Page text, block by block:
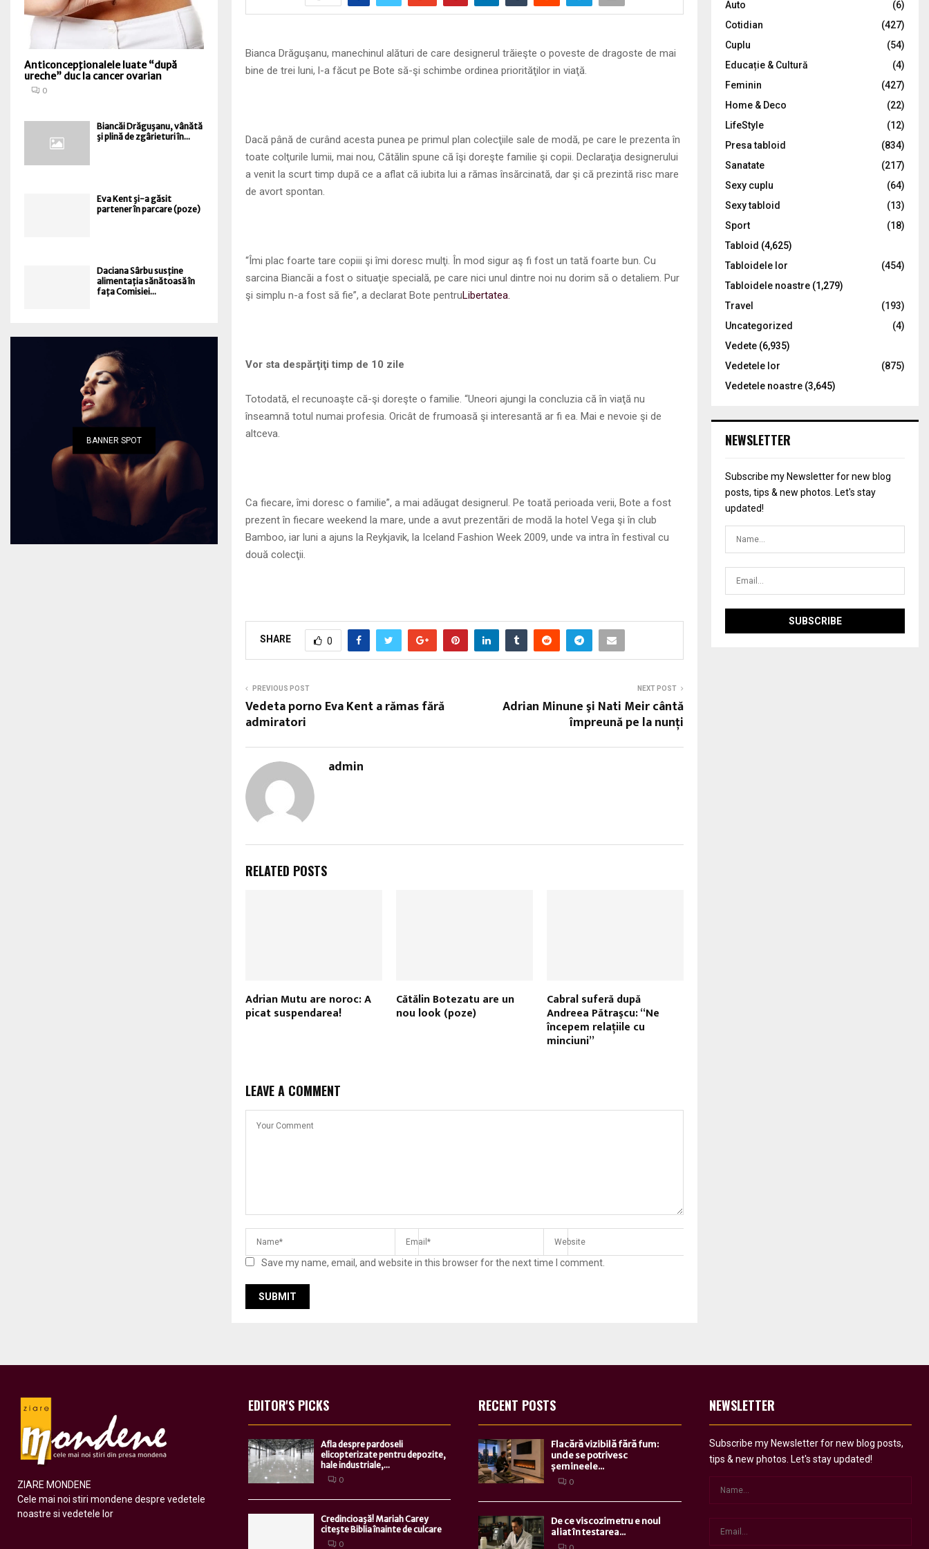
Bianca Drăguşanu, manechinul alături de care designerul trăieşte o poveste de dragoste de mai
bine de trei luni, l-a făcut pe Bote să-şi schimbe ordinea priorităţilor in viaţă.
Dacă până de curând acesta punea pe primul plan colecţiile sale de modă, pe care le prezenta în
toate colţurile lumii, mai nou, Cătălin spune că îşi doreşte familie şi copii. Declaraţia designerului
a venit la scurt timp după ce a aflat că iubita lui a rămas însărcinată, dar şi că prezintă risc mare
de avort spontan.
“Îmi plac foarte tare copiii şi îmi doresc mulţi. În mod sigur aş fi fost un tată foarte bun. Cu
sarcina Biancăi a fost o situaţie specială, pe care nici unul dintre noi nu dorim să o detaliem. Pur
şi simplu n-a fost să fie”, a declarat Bote pentruLibertatea.
Vor sta despărţiţi timp de 10 zile
Totodată, el recunoaşte că-şi doreşte o familie. “Uneori ajungi la concluzia că în viaţă nu
înseamnă totul numai profesia. Oricât de frumoasă şi interesantă ar fi ea. Mai e nevoie şi de
altceva.
Ca fiecare, îmi doresc o familie”, a mai adăugat designerul. Pe toată perioada verii, Bote a fost
prezent în fiecare weekend la mare, unde a avut prezentări de modă la hotel Vega şi în club
Bamboo, iar luni a ajuns la Reykjavik, la Iceland Fashion Week 2009, unde va intra în festival cu
două colecţii.
SHARE 0
PREVIOUS POST
Vedeta porno Eva Kent a rămas fără
admiratori
NEXT POST
Adrian Minune şi Nati Meir cântă
împreună pe la nunţi
admin
RELATED POSTS
Adrian Mutu are noroc: A
picat suspendarea!
Cătălin Botezatu are un
nou look (poze)
Cabral suferă după
Andreea Pătraşcu: “Ne
începem relaţiile cu
minciuni”
LEAVE A COMMENT
Save my name, email, and website in this browser for the next time I comment.
Anticoncepţionalele luate “după
ureche” duc la cancer ovarian
0
Biancăi Drăguşanu, vânătă
şi plină de zgârieturi în...
Eva Kent şi-a găsit
partener în parcare (poze)
Daciana Sârbu susține
alimentația sănătoasă în
fața Comisiei...
BANNER SPOT
:
C
Auto
(6)
Cotidian
(427)
Cuplu
(54)
Educație & Cultură
(4)
Feminin
(427)
Home & Deco
(22)
LifeStyle
(12)
Presa tabloid
(834)
Sanatate
(217)
Sexy cuplu
(64)
Sexy tabloid
(13)
Sport
(18)
Tabloid (4,625)
Tabloidele lor
(454)
Tabloidele noastre (1,279)
Travel
(193)
Uncategorized
(4)
Vedete (6,935)
Vedetele lor
(875)
Vedetele noastre (3,645)
NEWSLETTER
Subscribe my Newsletter for new blog
posts, tips & new photos. Let's stay
updated!
ZIARE MONDENE
Cele mai noi stiri mondene despre vedetele
noastre si vedetele lor
EDITOR'S PICKS
Afla despre pardoseli
elicopterizate pentru depozite,
hale industriale,...
0
Credincioaşă! Mariah Carey
citeşte Biblia înainte de culcare
0
RECENT POSTS
Flacără vizibilă fără fum:
unde se potrivesc
șemineele...
0
De ce viscozimetru e noul
aliat în testarea...
NEWSLETTER
Subscribe my Newsletter for new blog posts,
tips & new photos. Let's stay updated!